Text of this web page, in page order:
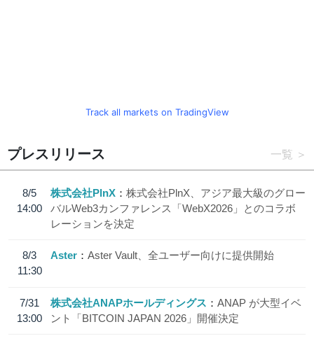
Track all markets on TradingView
プレスリリース 一覧
8/5
14:00
株式会社PlnX
株式会社PlnX、アジア最大級のグロー
バルWeb3カンファレンス「WebX2026」とのコラボ
レーションを決定
8/3
11:30
Aster Aster Vault、全ユーザー向けに提供開始
7/31
13:00
株式会社ANAPホールディングス
ANAP が大型イベ
ント「BITCOIN JAPAN 2026」開催決定